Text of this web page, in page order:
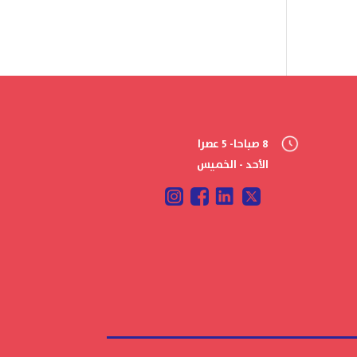
8 صباحا- 5 عصرا
الأحد - الخميس